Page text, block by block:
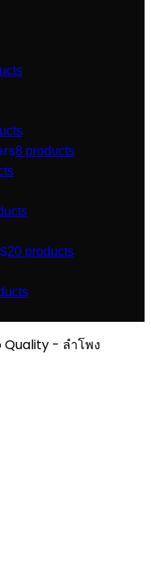
8 products
20 products
- ลำโพง